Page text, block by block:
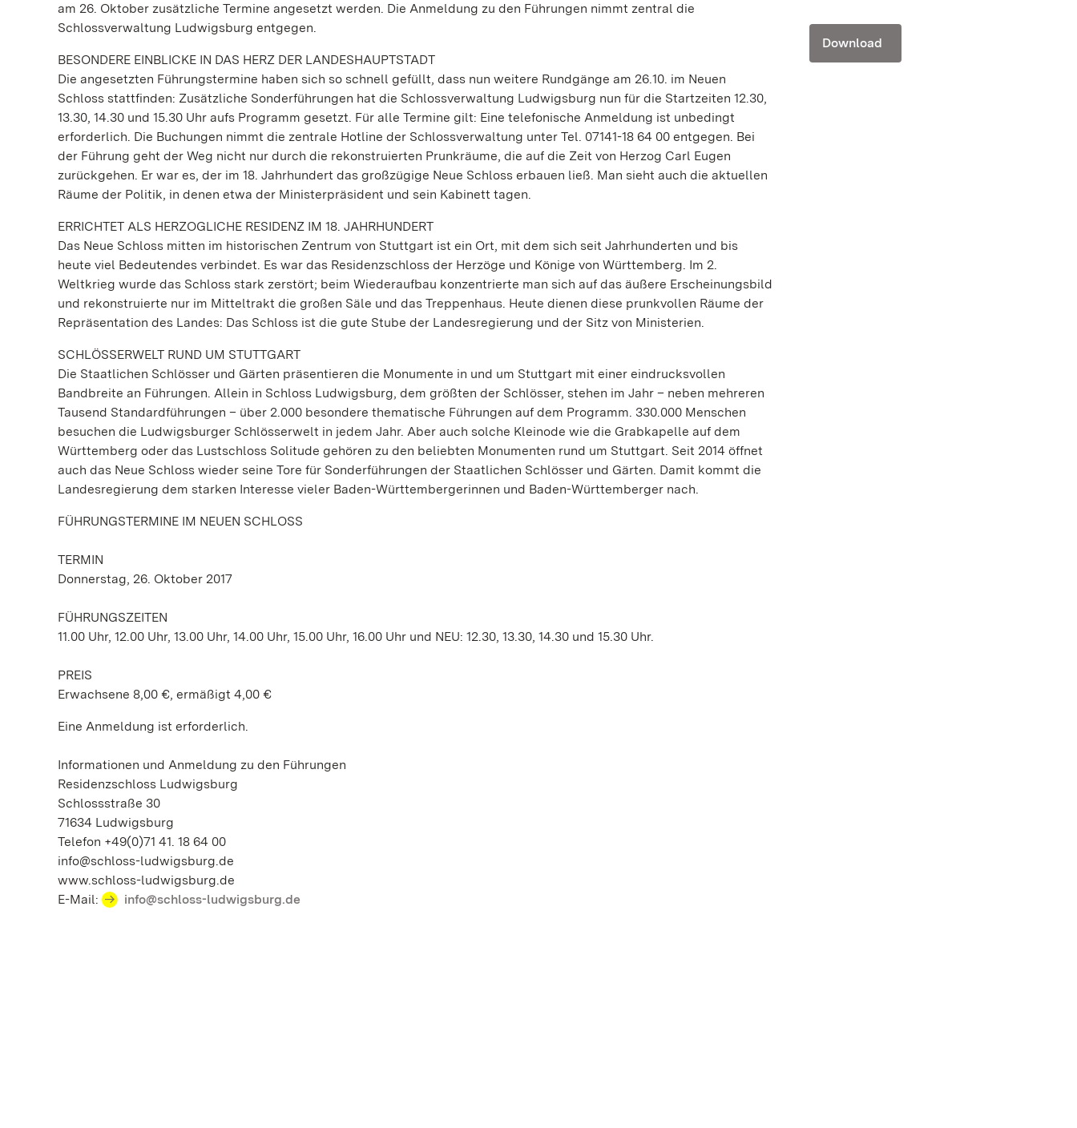
am 26. Oktober zusätzliche Termine angesetzt werden. Die Anmeldung zu den Führungen nimmt zentral die
Schlossverwaltung Ludwigsburg entgegen.
BESONDERE EINBLICKE IN DAS HERZ DER LANDESHAUPTSTADT
Die angesetzten Führungstermine haben sich so schnell gefüllt, dass nun weitere Rundgänge am 26.10. im Neuen
Schloss stattfinden: Zusätzliche Sonderführungen hat die Schlossverwaltung Ludwigsburg nun für die Startzeiten 12.30,
13.30, 14.30 und 15.30 Uhr aufs Programm gesetzt. Für alle Termine gilt: Eine telefonische Anmeldung ist unbedingt
erforderlich. Die Buchungen nimmt die zentrale Hotline der Schlossverwaltung unter Tel. 07141-18 64 00 entgegen. Bei
der Führung geht der Weg nicht nur durch die rekonstruierten Prunkräume, die auf die Zeit von Herzog Carl Eugen
zurückgehen. Er war es, der im 18. Jahrhundert das großzügige Neue Schloss erbauen ließ. Man sieht auch die aktuellen
Räume der Politik, in denen etwa der Ministerpräsident und sein Kabinett tagen.
ERRICHTET ALS HERZOGLICHE RESIDENZ IM 18. JAHRHUNDERT
Das Neue Schloss mitten im historischen Zentrum von Stuttgart ist ein Ort, mit dem sich seit Jahrhunderten und bis
heute viel Bedeutendes verbindet. Es war das Residenzschloss der Herzöge und Könige von Württemberg. Im 2.
Weltkrieg wurde das Schloss stark zerstört; beim Wiederaufbau konzentrierte man sich auf das äußere Erscheinungsbild
und rekonstruierte nur im Mitteltrakt die großen Säle und das Treppenhaus. Heute dienen diese prunkvollen Räume der
Repräsentation des Landes: Das Schloss ist die gute Stube der Landesregierung und der Sitz von Ministerien.
SCHLÖSSERWELT RUND UM STUTTGART
Die Staatlichen Schlösser und Gärten präsentieren die Monumente in und um Stuttgart mit einer eindrucksvollen
Bandbreite an Führungen. Allein in Schloss Ludwigsburg, dem größten der Schlösser, stehen im Jahr – neben mehreren
Tausend Standardführungen – über 2.000 besondere thematische Führungen auf dem Programm. 330.000 Menschen
besuchen die Ludwigsburger Schlösserwelt in jedem Jahr. Aber auch solche Kleinode wie die Grabkapelle auf dem
Württemberg oder das Lustschloss Solitude gehören zu den beliebten Monumenten rund um Stuttgart. Seit 2014 öffnet
auch das Neue Schloss wieder seine Tore für Sonderführungen der Staatlichen Schlösser und Gärten. Damit kommt die
Landesregierung dem starken Interesse vieler Baden-Württembergerinnen und Baden-Württemberger nach.
FÜHRUNGSTERMINE IM NEUEN SCHLOSS
TERMIN
Donnerstag, 26. Oktober 2017
FÜHRUNGSZEITEN
11.00 Uhr, 12.00 Uhr, 13.00 Uhr, 14.00 Uhr, 15.00 Uhr, 16.00 Uhr und NEU: 12.30, 13.30, 14.30 und 15.30 Uhr.
PREIS
Erwachsene 8,00 €, ermäßigt 4,00 €
Eine Anmeldung ist erforderlich.
Informationen und Anmeldung zu den Führungen
Residenzschloss Ludwigsburg
Schlossstraße 30
71634 Ludwigsburg
Telefon +49(0)71 41. 18 64 00
info@schloss-ludwigsburg.de
www.schloss-ludwigsburg.de
E-Mail:
info@schloss-ludwigsburg.de
Download